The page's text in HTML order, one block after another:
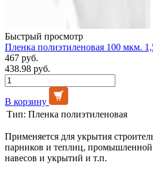
Быстрый просмотр
Пленка полиэтиленовая 100 мкм.
467 руб.
438.98 руб.
В корзину
Тип: Пленка полиэтиленовая
Применяется для укрытия
парников и теплиц,
навесов и укрытий и т.п.